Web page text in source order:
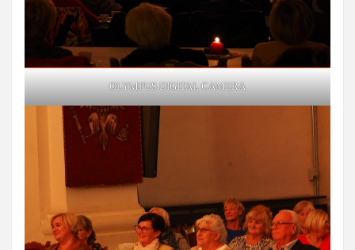
OLYMPUS DIGITAL CAMERA